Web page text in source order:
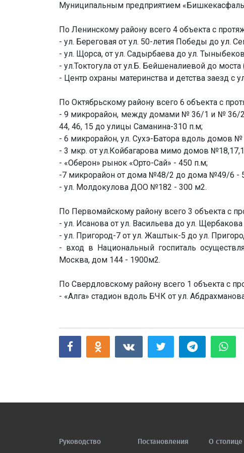
Муниципальным предприятием
По Ленинскому району всего 4 объекта с
- ул. Береговая от ул. 50-летия Победы до ул.
- ул. Щорса, от ул. Садырбаева до ул.
- ул.Токтогула от ул.Б. Бейшеналиевой до
- Центр охраны материнства и детства заезд с
По Октябрьскому району всего 6 объекта с
- 9 микрорайон, между домами № 36/1 и № 36/
44, 46, 15 до улицы Саманина-310 п.м;
- 6 микрорайон, ул. Сухэ-Батора вдоль домов №
- 3 мкр. от ул.Койбагарова мимо домов
- «Оберон» рынок «Орто-Сай» - 450 п.м;
-7 микрорайон от дома №48/2 до дома №49/6 -
- ул. Молдокулова ДОО №182 - 300 м2.
По Первомайскому району всего 3 объекта с
- ул. Исанова от ул. Васильева до ул.
- ул. Пригород-7 от ул. Жаштык-5 до ул.
- вход в Национальный госпиталь
Москва, дом 144 - 1900м2.
По Свердловскому району всего 1 объекта с
- «Алга» стадион вдоль БЧК от ул.
Руководство Постановления О столице